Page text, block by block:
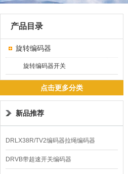
产品目录
旋转编码器
旋转编码器开关
点击更多分类
新品推荐
DRLX38R/TV2编码器拉绳编码器
DRVB带超速开关编码器